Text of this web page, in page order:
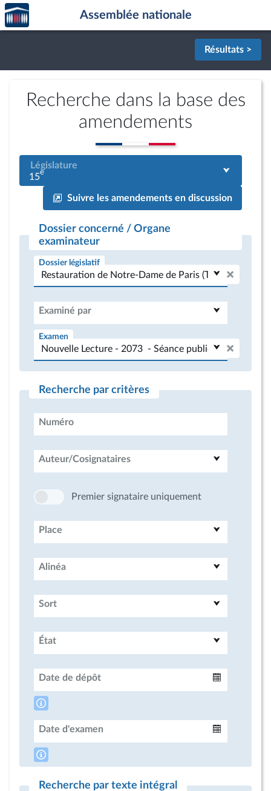
Aller au contenu
Aller en bas de la page
Accèder
à la
page
Assemblée nationale
Résultats >
Recherche dans la base des
amendements
Législature
15e
Suivre les amendements en discussion
Dossier concerné / Organe
examinateur
Dossier législatif
Examiné par
Examen
Recherche par critères
Numéro
Auteur/Cosignataires
Premier signataire uniquement
Place
Alinéa
Sort
État
Date de dépôt
Date d'examen
Recherche par texte intégral